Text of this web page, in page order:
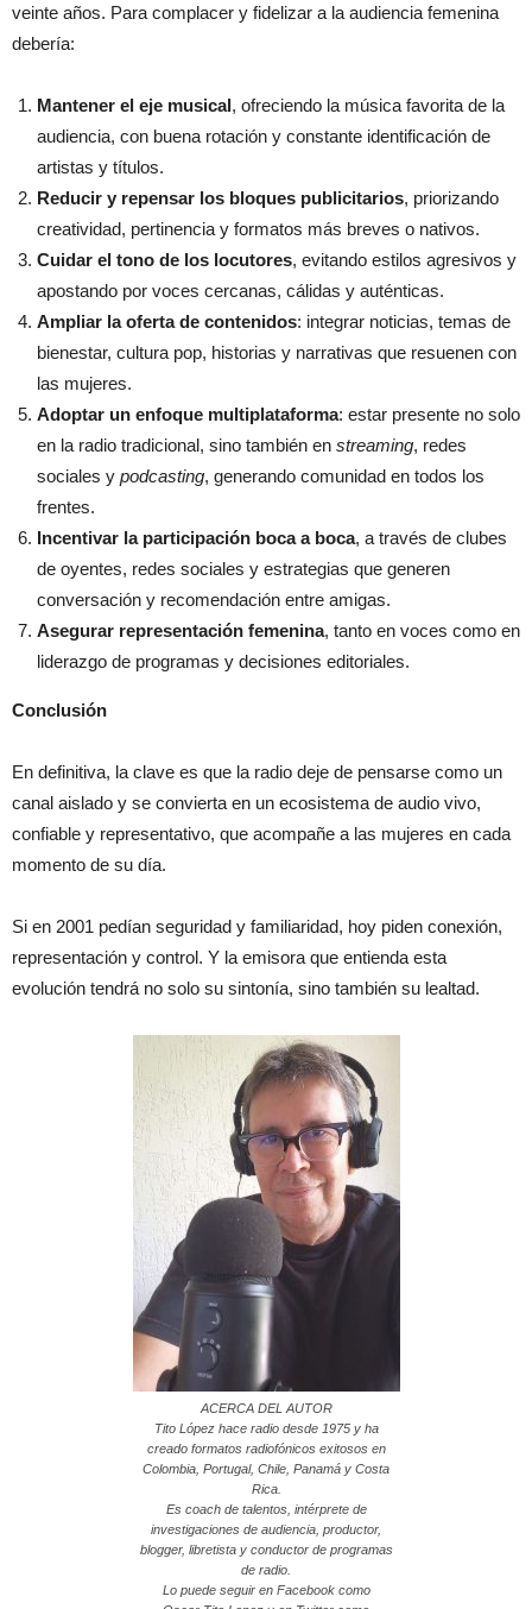
veinte años. Para complacer y fidelizar a la audiencia femenina
debería:
Mantener el eje musical, ofreciendo la música favorita de la
audiencia, con buena rotación y constante identificación de
artistas y títulos.
Reducir y repensar los bloques publicitarios, priorizando
creatividad, pertinencia y formatos más breves o nativos.
Cuidar el tono de los locutores, evitando estilos agresivos y
apostando por voces cercanas, cálidas y auténticas.
Ampliar la oferta de contenidos: integrar noticias, temas de
bienestar, cultura pop, historias y narrativas que resuenen con
las mujeres.
Adoptar un enfoque multiplataforma: estar presente no solo
en la radio tradicional, sino también en streaming, redes
sociales y podcasting, generando comunidad en todos los
frentes.
Incentivar la participación boca a boca, a través de clubes
de oyentes, redes sociales y estrategias que generen
conversación y recomendación entre amigas.
Asegurar representación femenina, tanto en voces como en
liderazgo de programas y decisiones editoriales.
Conclusión
En definitiva, la clave es que la radio deje de pensarse como un
canal aislado y se convierta en un ecosistema de audio vivo,
confiable y representativo, que acompañe a las mujeres en cada
momento de su día.
Si en 2001 pedían seguridad y familiaridad, hoy piden conexión,
representación y control. Y la emisora que entienda esta
evolución tendrá no solo su sintonía, sino también su lealtad.
ACERCA DEL AUTOR
Tito López hace radio desde 1975 y ha
creado formatos radiofónicos exitosos en
Colombia, Portugal, Chile, Panamá y Costa
Rica.
Es coach de talentos, intérprete de
investigaciones de audiencia, productor,
blogger, libretista y conductor de programas
de radio.
Lo puede seguir en Facebook como